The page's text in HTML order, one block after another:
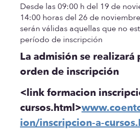
Desde las 09:00 h del 19 de
14:00 horas del 26 de
serán válidas aquellas que no
período de inscripción
La admisión se
orden de inscripción
<link formacion
cursos.html>
ion/inscripcion-a-